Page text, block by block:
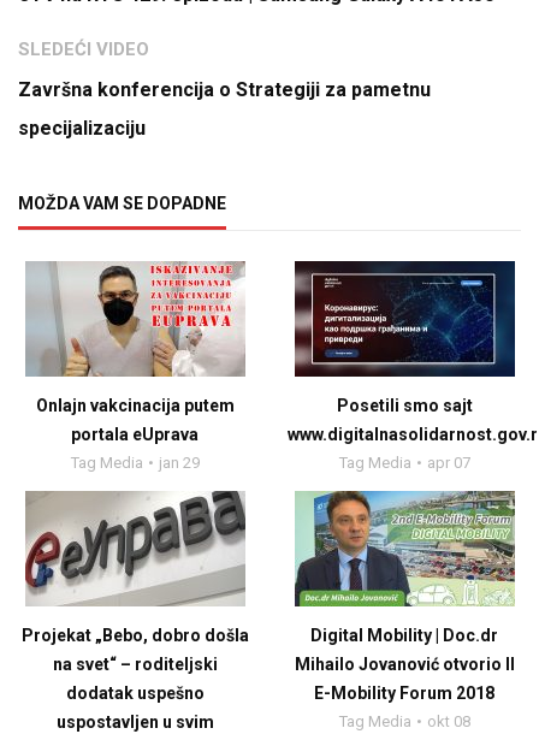
SLEDEĆI VIDEO
Završna konferencija o Strategiji za pametnu
specijalizaciju
MOŽDA VAM SE DOPADNE
Onlajn vakcinacija putem
portala eUprava
Tag Media jan 29
Posetili smo sajt
Tag Media apr 07
Projekat „Bebo, dobro došla
na svet“ – roditeljski
dodatak uspešno
uspostavljen u svim
Digital Mobility | Doc.dr
Mihailo Jovanović otvorio II
E-Mobility Forum 2018
Tag Media okt 08